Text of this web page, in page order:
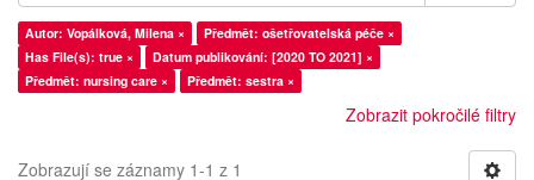
Autor: Vopálková, Milena ×
Předmět: ošetřovatelská péče ×
Has File(s): true ×
Datum publikování: [2020 TO 2021] ×
Předmět: nursing care ×
Předmět: sestra ×
Zobrazit pokročilé filtry
Zobrazují se záznamy 1-1 z 1